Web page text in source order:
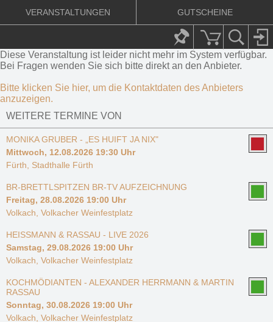
VERANSTALTUNGEN GUTSCHEINE
Diese Veranstaltung ist leider nicht mehr im System verfügbar.
Bei Fragen wenden Sie sich bitte direkt an den Anbieter.
Bitte klicken Sie hier, um die Kontaktdaten des Anbieters
anzuzeigen.
WEITERE TERMINE VON
MONIKA GRUBER - „ES HUIFT JA NIX"
Mittwoch, 12.08.2026 19:30 Uhr
Fürth, Stadthalle Fürth
BR-BRETTLSPITZEN BR-TV AUFZEICHNUNG
Freitag, 28.08.2026 19:00 Uhr
Volkach, Volkacher Weinfestplatz
HEISSMANN & RASSAU - LIVE 2026
Samstag, 29.08.2026 19:00 Uhr
Volkach, Volkacher Weinfestplatz
KOCHMÖDIANTEN - ALEXANDER HERRMANN & MARTIN
RASSAU
Sonntag, 30.08.2026 19:00 Uhr
Volkach, Volkacher Weinfestplatz